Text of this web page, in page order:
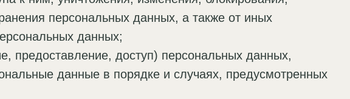
персональных данных, а также от иных
данных;
предоставление, доступ) персональных данных,
данные в порядке и случаях, предусмотренных